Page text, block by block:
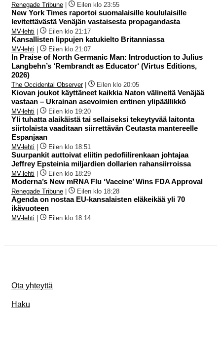
Renegade Tribune | Eilen klo 23:55
New York Times raportoi suomalaisille koululaisille
levitettävästä Venäjän vastaisesta propagandasta
MV-lehti | Eilen klo 21:17
Kansallisten lippujen katukielto Britanniassa
MV-lehti | Eilen klo 21:07
In Praise of North Germanic Man: Introduction to Julius
Langbehn’s ‘Rembrandt as Educator‘ (Virtus Editions,
2026)
The Occidental Observer| Eilen klo 20:05
Kiovan joukot käyttäneet kaikkia Naton välineitä Venäjää
vastaan – Ukrainan asevoimien entinen ylipäällikkö
MV-lehti | Eilen klo 19:20
Yli tuhatta alaikäistä tai sellaiseksi tekeytyvää laitonta
siirtolaista vaaditaan siirrettävän Ceutasta mantereelle
Espanjaan
MV-lehti | Eilen klo 18:51
Suurpankit auttoivat eliitin pedofiilirenkaan johtajaa
Jeffrey Epsteinia miljardien dollarien rahansiirroissa
MV-lehti | Eilen klo 18:29
Moderna’s New mRNA Flu ‘Vaccine’ Wins FDA Approval
Renegade Tribune | Eilen klo 18:28
Agenda on nostaa EU-kansalaisten eläkeikää yli 70
ikävuoteen
MV-lehti | Eilen klo 18:14
Ota yhteyttä
Haku